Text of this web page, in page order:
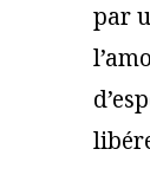
par